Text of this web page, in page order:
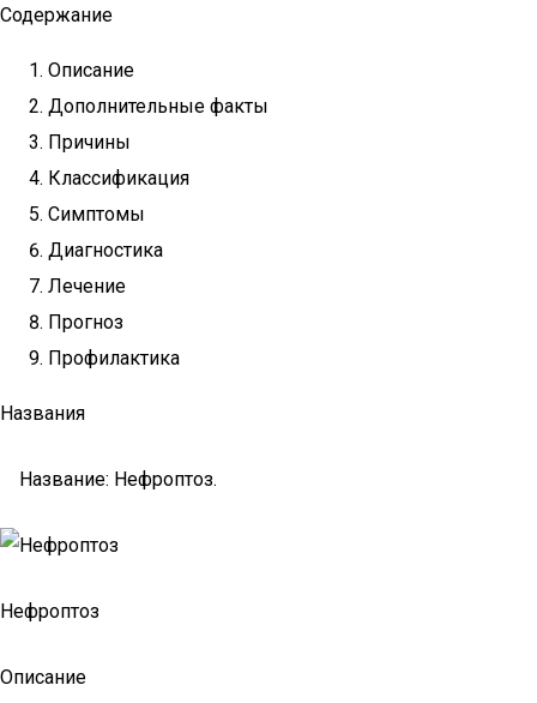
Содержание
Описание
Дополнительные факты
Причины
Классификация
Симптомы
Диагностика
Лечение
Прогноз
Профилактика
Названия
Название: Нефроптоз.
Нефроптоз
Описание